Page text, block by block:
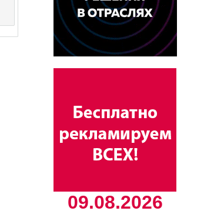
09.08.2026